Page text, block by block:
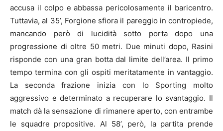
accusa il colpo e abbassa pericolosamente il baricentro.
Tuttavia, al 35’, Forgione sfiora il pareggio in contropiede,
mancando però di lucidità sotto porta dopo una
progressione di oltre 50 metri. Due minuti dopo, Rasini
risponde con una gran botta dal limite dell’area. Il primo
tempo termina con gli ospiti meritatamente in vantaggio.
La seconda frazione inizia con lo Sporting molto
aggressivo e determinato a recuperare lo svantaggio. Il
match dà la sensazione di rimanere aperto, con entrambe
le squadre propositive. Al 58’, però, la partita prende